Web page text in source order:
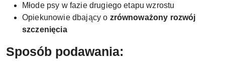
Młode psy w fazie drugiego etapu wzrostu
Opiekunowie dbający o zrównoważony rozwój
szczenięcia
Sposób podawania: